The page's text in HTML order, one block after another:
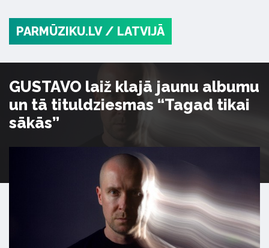
PARMŪZIKU.LV / LATVIJĀ
GUSTAVO laiž klajā jaunu albumu
un tā tituldziesmas “Tagad tikai
sākās”